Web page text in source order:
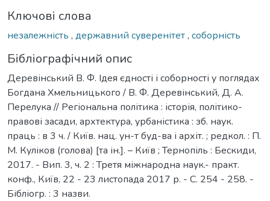
Ключові слова
незалежність , державний суверенітет, соборність
Бібліографічний опис
Деревінський В. Ф. Ідея єдності і соборності у поглядах
Богдана Хмельницького / В. Ф. Деревінський, Д. А.
Перелука // Регіональна політика : історія, політико-
правові засади, архтектура, урбаністика : зб. наук.
праць : в 3 ч. / Київ. нац. ун-т буд-ва і архіт. ; редкол. : П.
М. Куліков (голова) [та ін.]. – Київ ; Тернопіль : Бескиди,
2017. - Вип. 3, ч. 2 : Третя міжнародна наук.- практ.
конф., Київ, 22 - 23 листопада 2017 р. - С. 254 - 258. -
Бібліогр. : 3 назви.